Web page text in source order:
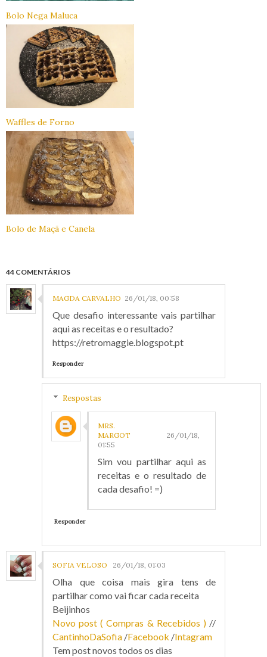
Bolo Nega Maluca
Waffles de Forno
Bolo de Maçã e Canela
44 COMENTÁRIOS
MAGDA CARVALHO 26/01/18, 00:58
Que desafio interessante vais partilhar
aqui as receitas e o resultado?
https://retromaggie.blogspot.pt
Responder
Respostas
MRS.
MARGOT
26/01/18,
01:55
Sim vou partilhar aqui as
receitas e o resultado de
cada desafio! =)
Responder
SOFIA VELOSO 26/01/18, 01:03
Olha que coisa mais gira tens de
partilhar como vai ficar cada receita
Beijinhos
Novo post ( Compras & Recebidos ) //
CantinhoDaSofia /Facebook /Intagram
Tem post novos todos os dias